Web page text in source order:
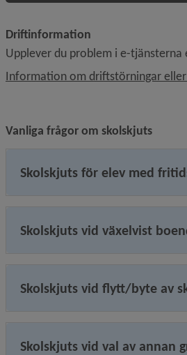
Driftinformation
Upplever du problem i e-tjänsterna
Information om driftstörningar
Vanliga frågor om skolskjuts
Skolskjuts för elev med
Skolskjuts vid växelvist
Skolskjuts vid flytt/byte av
Skolskjuts vid val av annan